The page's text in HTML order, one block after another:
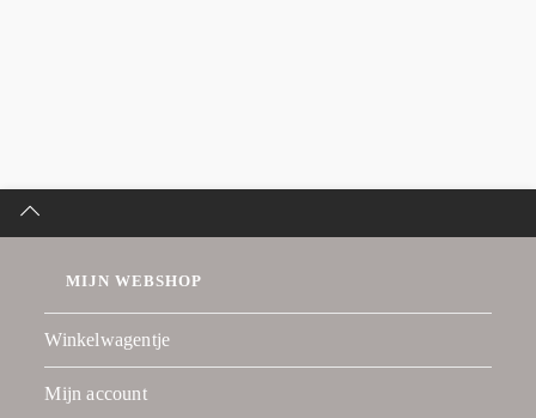
MIJN WEBSHOP
Winkelwagentje
Mijn account